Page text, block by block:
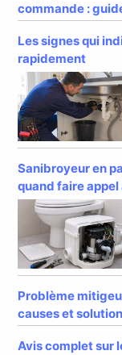
commande :
Les signes qui
rapidement
Sanibroyeur en
quand faire appel
Problème
causes et
Avis complet sur